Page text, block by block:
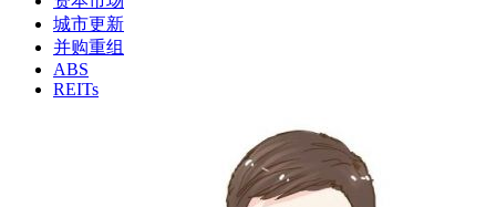
城市更新
并购重组
ABS
REITs